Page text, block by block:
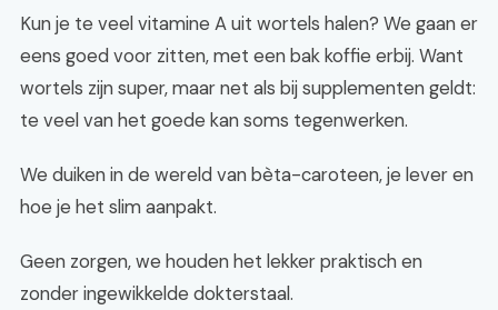
Kun je te veel vitamine A uit wortels halen? We gaan er
eens goed voor zitten, met een bak koffie erbij. Want
wortels zijn super, maar net als bij supplementen geldt:
te veel van het goede kan soms tegenwerken.
We duiken in de wereld van bèta-caroteen, je lever en
hoe je het slim aanpakt.
Geen zorgen, we houden het lekker praktisch en
zonder ingewikkelde dokterstaal.